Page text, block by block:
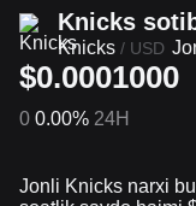
Knicks
Knicks / USD
$0.0001000
0 0.00% 24H
Jonli Knicks narxi